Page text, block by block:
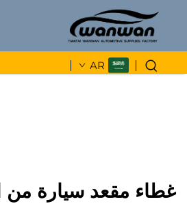
AR
غطاء مقعد سيارة من